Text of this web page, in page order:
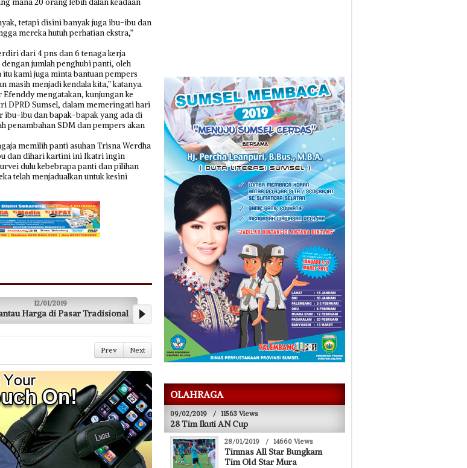
mana 20 orang lebih dalan keadaan
tetapi disini banyak juga ibu-ibu dan
mereka hutuh perhatian ekstra,”
dari 4 pns dan 6 tenaga kerja
jumlah penghubi panti, oleh
kami juga minta bantuan pempers
menjadi kendala kita,” katanya.
mengatakan, kunjungan ke
DPRD Sumsel, dalam memeringati hari
ibu-ibu dan bapak-bapak yang ada di
penambahan SDM dan pempers akan
memilih panti asuhan Trisna Werdha
dan dihari kartini ini Ikatri ingin
dulu kebebrapa panti dan pilihan
telah menjadualkan untuk kesini
Tradisional
05/12/2018
Dedi A dan Aswawi Resmi Dewan PALI
28/11/2018
Ini Tanggapan Pengamat Soal Kampanye
Jokowi di Palembang
Prev Next
OLAHRAGA
09/02/2019 / 11563 Views
28 Tim Ikuti AN Cup
28/01/2019 / 14660 Views
Timnas All Star Bungkam
Tim Old Star Mura